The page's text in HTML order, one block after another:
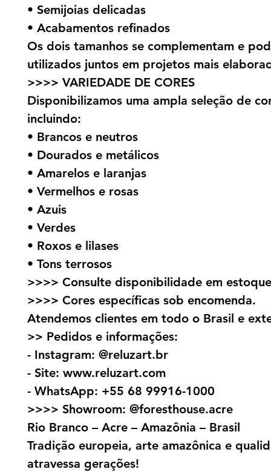
• Semijoias delicadas
• Acabamentos refinados
Os dois tamanhos se complementam e
utilizados juntos em projetos mais
>>>> VARIEDADE DE CORES
Disponibilizamos uma ampla seleção de
incluindo:
• Brancos e neutros
• Dourados e metálicos
• Amarelos e laranjas
• Vermelhos e rosas
• Azuis
• Verdes
• Roxos e lilases
• Tons terrosos
>>>> Consulte disponibilidade em
>>>> Cores específicas sob encomenda.
Atendemos clientes em todo o Brasil e
>> Pedidos e informações:
- Instagram: @reluzart.br
- Site: www.reluzart.com
- WhatsApp: +55 68 99916-1000
>>>> Showroom: @foresthouse.acre
Rio Branco – Acre – Amazônia – Brasil
Tradição europeia, arte amazônica e
atravessa gerações!